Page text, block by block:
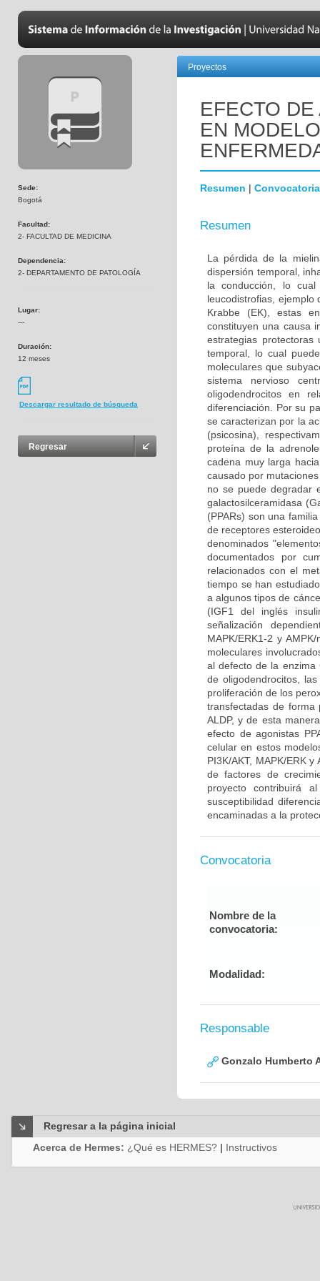
Sede:
Bogotá
Facultad:
2- FACULTAD DE MEDICINA
Dependencia:
2- DEPARTAMENTO DE PATOLOGÍA
Lugar:
---
Duración:
12 meses
Descargar resultado de búsqueda
Regresar
Proyectos
EFECTO
EN
Resumen | Convocatoria
Resumen
La pérdida de la
dispersión temporal,
la conducción, lo cual
leucodistrofias,
Krabbe (EK), estas
constituyen una causa
estrategias protectoras
temporal, lo cual
moleculares que
sistema nervioso
oligodendrocitos en
diferenciación. Por su
se caracterizan por la
(psicosina),
proteína de la
cadena muy larga
causado por
no se puede degradar
galactosilceramidasa
(PPARs) son una
de receptores
denominados
documentados por
relacionados con el
tiempo se han
a algunos tipos de
(IGF1 del inglés
señalización
MAPK/ERK1-2 y
moleculares
al defecto de la enzima
de oligodendrocitos,
proliferación de los
transfectadas de forma
ALDP, y de esta
efecto de agonistas
celular en estos
PI3K/AKT, MAPK/ERK
de factores de
proyecto contribuirá
susceptibilidad
encaminadas a la
Convocatoria
Nombre de la
convocatoria:
Modalidad:
Responsable
Gonzalo Humberto
Regresar a la página inicial
Acerca de Hermes: ¿Qué es HERMES? | Instructivos